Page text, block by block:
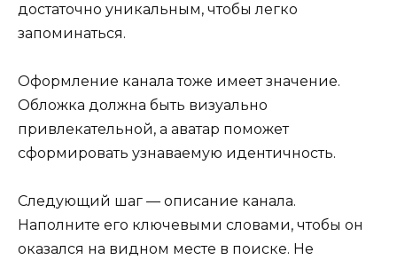
достаточно уникальным, чтобы легко
запоминаться.
Оформление канала тоже имеет значение.
Обложка должна быть визуально
привлекательной, а аватар поможет
сформировать узнаваемую идентичность.
Следующий шаг — описание канала.
Наполните его ключевыми словами, чтобы он
оказался на видном месте в поиске. Не